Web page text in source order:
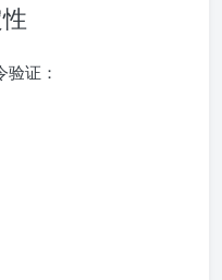
证：